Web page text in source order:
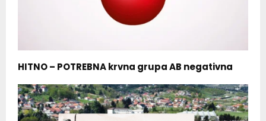
HITNO – POTREBNA krvna grupa AB negativna